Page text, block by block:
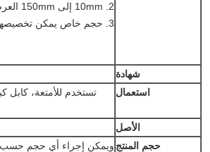
2. 10mm إلى 150mm العرض، 25M أو 27.5yd / لفة من هوك وحلقة.
3. حجم خاص يمكن تخصيصها وفقا لمتطلبات العملاء.
شهادة
استعمال
تستخدم للأمتعة، كابل
الأصل
حجم المنتج ويمكن إجراء أي حجم حسب